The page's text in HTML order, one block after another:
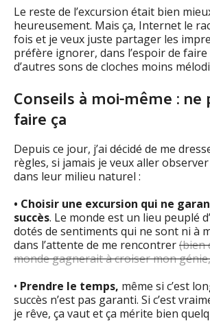
Le reste de l’excursion était bien
heureusement. Mais ça, Internet le
fois et je veux juste partager les
préfère ignorer, dans l’espoir de
d’autres sons de cloches moins
Conseils à moi-même : ne
faire ça
Depuis ce jour, j’ai décidé de me
règles, si jamais je veux aller
dans leur milieu naturel :
• Choisir une excursion qui ne
succès. Le monde est un lieu peuplé
dotés de sentiments qui ne sont ni à
dans l’attente de me rencontrer(bien
monde gagnerait à croiser mon génie,
• Prendre le temps, même si c’est
succès n’est pas garanti. Si c’est
je rêve, ça vaut et ça mérite bien